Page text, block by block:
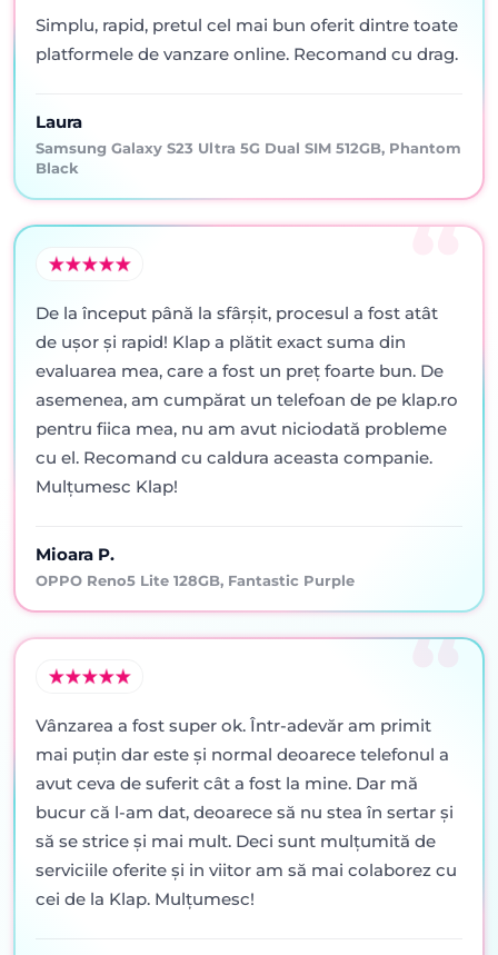
Simplu, rapid, pretul cel mai bun oferit dintre toate
platformele de vanzare online. Recomand cu drag.
Laura
Samsung Galaxy S23 Ultra 5G Dual SIM 512GB, Phantom
Black
De la început până la sfârșit, procesul a fost atât
de ușor și rapid! Klap a plătit exact suma din
evaluarea mea, care a fost un preț foarte bun. De
asemenea, am cumpărat un telefoan de pe klap.ro
pentru fiica mea, nu am avut niciodată probleme
cu el. Recomand cu caldura aceasta companie.
Mulțumesc Klap!
Mioara P.
OPPO Reno5 Lite 128GB, Fantastic Purple
Vânzarea a fost super ok. Într-adevăr am primit
mai puţin dar este şi normal deoarece telefonul a
avut ceva de suferit cât a fost la mine. Dar mă
bucur că l-am dat, deoarece să nu stea în sertar şi
să se strice şi mai mult. Deci sunt mulţumită de
serviciile oferite şi in viitor am să mai colaborez cu
cei de la Klap. Mulţumesc!